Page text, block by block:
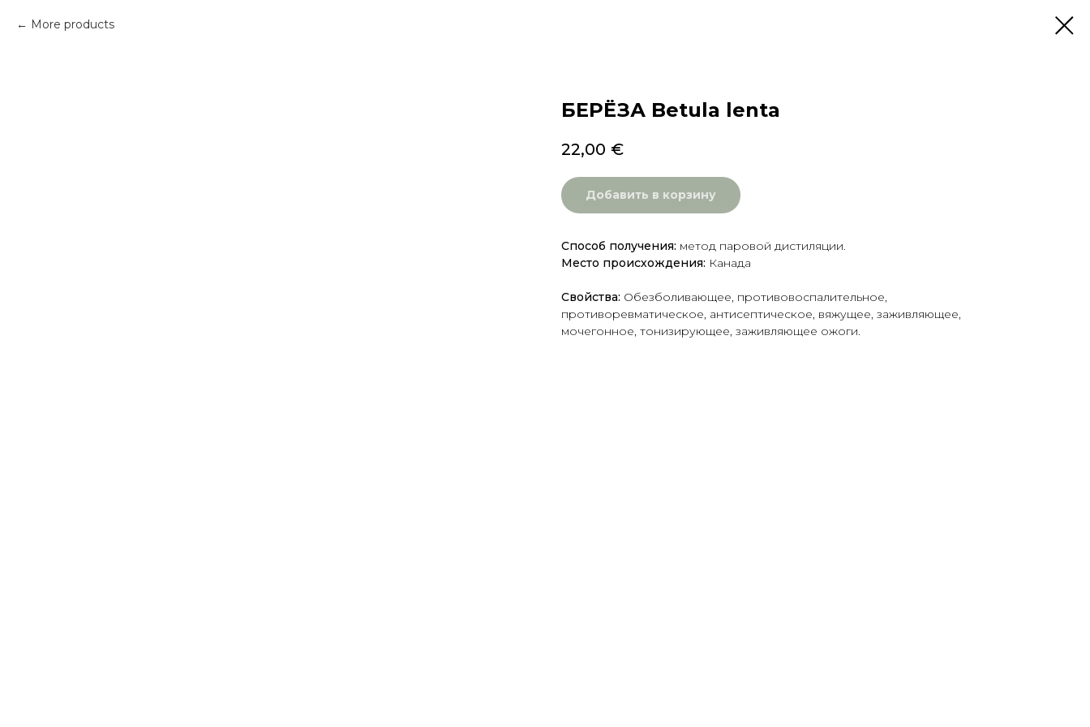
More products
БЕРЁЗА Betula lenta
22,00 €
Добавить в корзину
Способ получения: метод паровой дистиляции.
Место происхождения: Канада
Свойства: Обезболивающее, противовоспалительное,
противоревматическое, антисептическое, вяжущее, заживляющее,
мочегонное, тонизирующее, заживляющее ожоги.